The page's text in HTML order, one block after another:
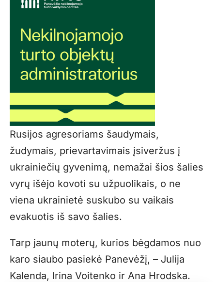
Rusijos agresoriams šaudymais,
žudymais, prievartavimais įsiveržus į
ukrainiečių gyvenimą, nemažai šios šalies
vyrų išėjo kovoti su užpuolikais, o ne
viena ukrainietė suskubo su vaikais
evakuotis iš savo šalies.
Tarp jaunų moterų, kurios bėgdamos nuo
karo siaubo pasiekė Panevėžį, – Julija
Kalenda, Irina Voitenko ir Ana Hrodska.